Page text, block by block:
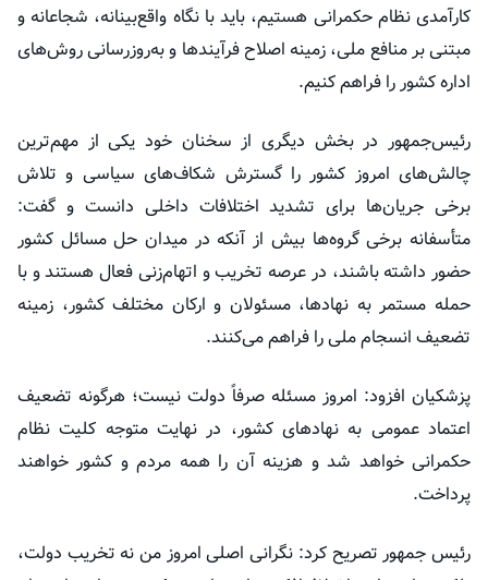
کارآمدی نظام حکمرانی هستیم، باید با نگاه واقع‌بینانه، شجاعانه و
مبتنی بر منافع ملی، زمینه اصلاح فرآیندها و به‌روزرسانی روش‌های
اداره کشور را فراهم کنیم.
رئیس‌جمهور در بخش دیگری از سخنان خود یکی از مهم‌ترین
چالش‌های امروز کشور را گسترش شکاف‌های سیاسی و تلاش
برخی جریان‌ها برای تشدید اختلافات داخلی دانست و گفت:
متأسفانه برخی گروه‌ها بیش از آنکه در میدان حل مسائل کشور
حضور داشته باشند، در عرصه تخریب و اتهام‌زنی فعال هستند و با
حمله مستمر به نهادها، مسئولان و ارکان مختلف کشور، زمینه
تضعیف انسجام ملی را فراهم می‌کنند.
پزشکیان افزود: امروز مسئله صرفاً دولت نیست؛ هرگونه تضعیف
اعتماد عمومی به نهادهای کشور، در نهایت متوجه کلیت نظام
حکمرانی خواهد شد و هزینه آن را همه مردم و کشور خواهند
پرداخت.
رئیس جمهور تصریح کرد: نگرانی اصلی امروز من نه تخریب دولت،